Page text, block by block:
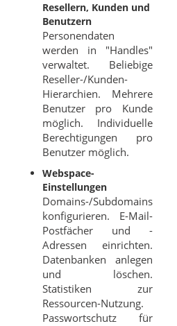
Resellern, Kunden und
Benutzern
Personendaten
werden in "Handles"
verwaltet. Beliebige
Reseller-/Kunden-
Hierarchien. Mehrere
Benutzer pro Kunde
möglich. Individuelle
Berechtigungen pro
Benutzer möglich.
Webspace-
Einstellungen
Domains-/Subdomains
konfigurieren. E-Mail-
Postfächer und -
Adressen einrichten.
Datenbanken anlegen
und löschen.
Statistiken zur
Ressourcen-Nutzung.
Passwortschutz für